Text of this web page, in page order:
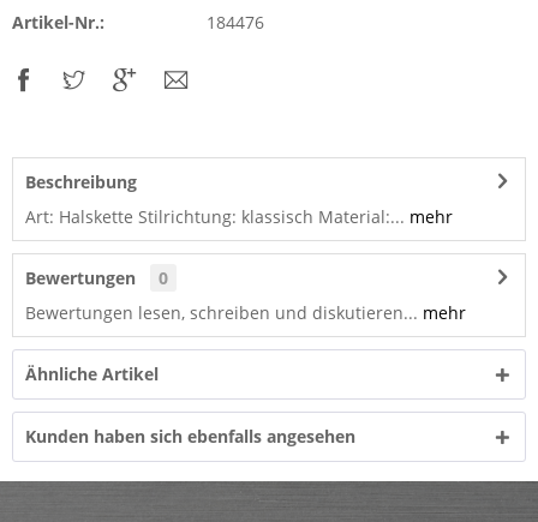
Artikel-Nr.: 184476
Beschreibung
Art: Halskette Stilrichtung: klassisch Material:... mehr
Bewertungen
0
Bewertungen lesen, schreiben und diskutieren... mehr
Ähnliche Artikel
Kunden haben sich ebenfalls angesehen